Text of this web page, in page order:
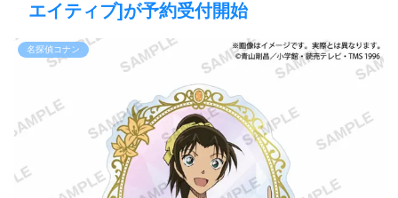
エイティブ]が予約受付開始
名探偵コナン